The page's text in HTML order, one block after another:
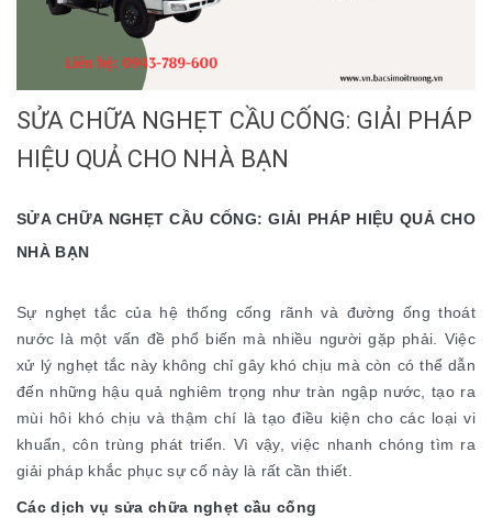
SỬA CHỮA NGHẸT CẦU CỐNG: GIẢI PHÁP
HIỆU QUẢ CHO NHÀ BẠN
SỬA CHỮA NGHẸT CẦU CỐNG: GIẢI PHÁP HIỆU QUẢ CHO
NHÀ BẠN
Sự nghẹt tắc của hệ thống cống rãnh và đường ống thoát
nước là một vấn đề phổ biến mà nhiều người gặp phải. Việc
xử lý nghẹt tắc này không chỉ gây khó chịu mà còn có thể dẫn
đến những hậu quả nghiêm trọng như tràn ngập nước, tạo ra
mùi hôi khó chịu và thậm chí là tạo điều kiện cho các loại vi
khuẩn, côn trùng phát triển. Vì vậy, việc nhanh chóng tìm ra
giải pháp khắc phục sự cố này là rất cần thiết.
Các dịch vụ sửa chữa nghẹt cầu cống